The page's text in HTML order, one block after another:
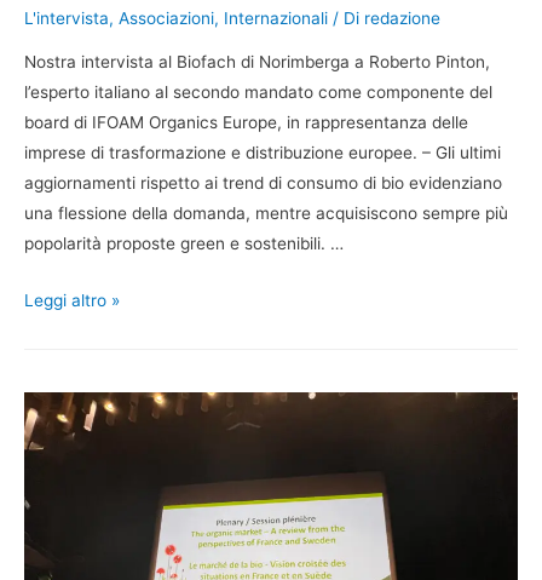
L'intervista, Associazioni, Internazionali / Di redazione
Nostra intervista al Biofach di Norimberga a Roberto Pinton,
l’esperto italiano al secondo mandato come componente del
board di IFOAM Organics Europe, in rappresentanza delle
imprese di trasformazione e distribuzione europee. – Gli ultimi
aggiornamenti rispetto ai trend di consumo di bio evidenziano
una flessione della domanda, mentre acquisiscono sempre più
popolarità proposte green e sostenibili. …
Leggi altro »